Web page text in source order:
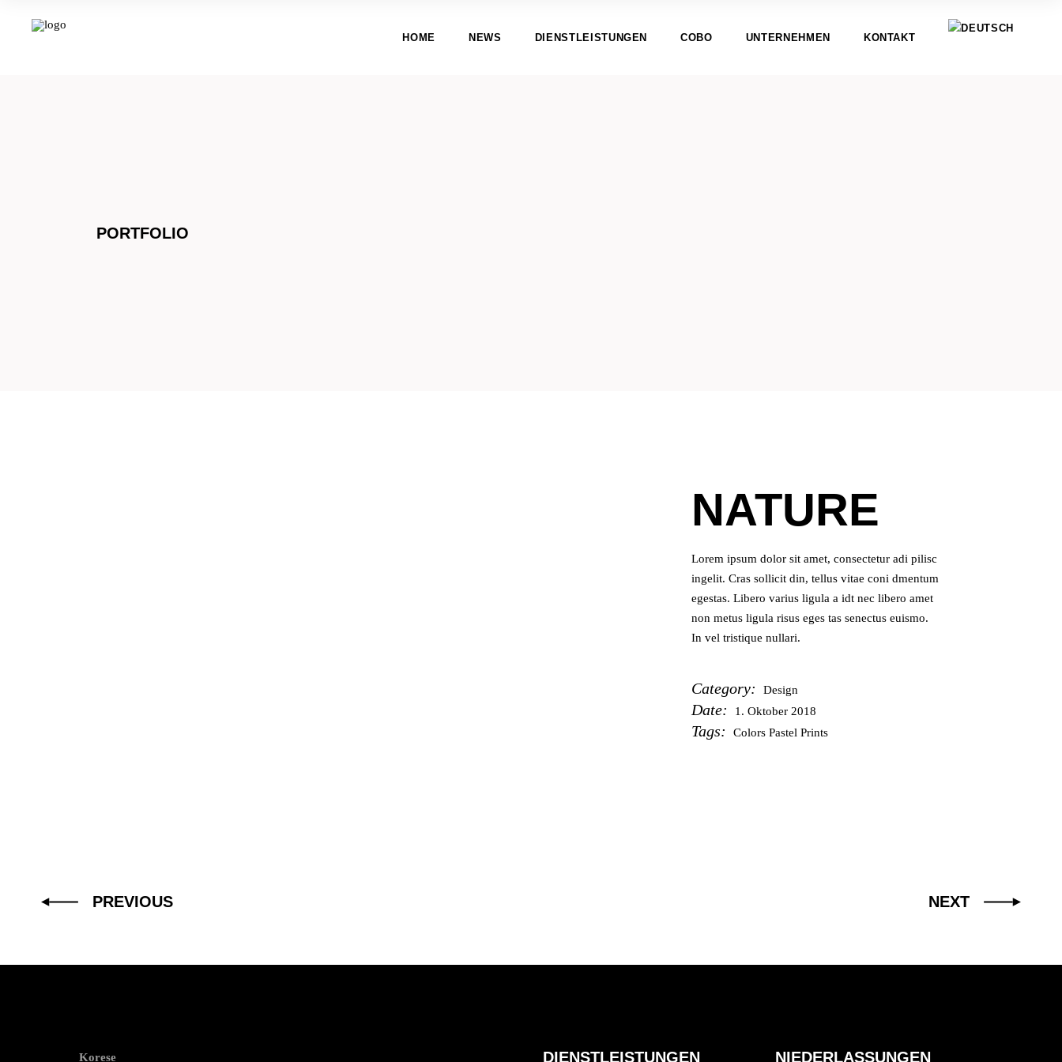
HOME NEWS DIENSTLEISTUNGEN COBO UNTERNEHMEN KONTAKT
PORTFOLIO
NATURE
Lorem ipsum dolor sit amet, consectetur adi pilisc
ingelit. Cras sollicit din, tellus vitae coni dmentum
egestas. Libero varius ligula a idt nec libero amet
non metus ligula risus eges tas senectus euismo.
In vel tristique nullari.
Category: Design
Date: 1. Oktober 2018
Tags: Colors Pastel Prints
PREVIOUS NEXT
Korese DIENSTLEISTUNGEN NIEDERLASSUNGEN